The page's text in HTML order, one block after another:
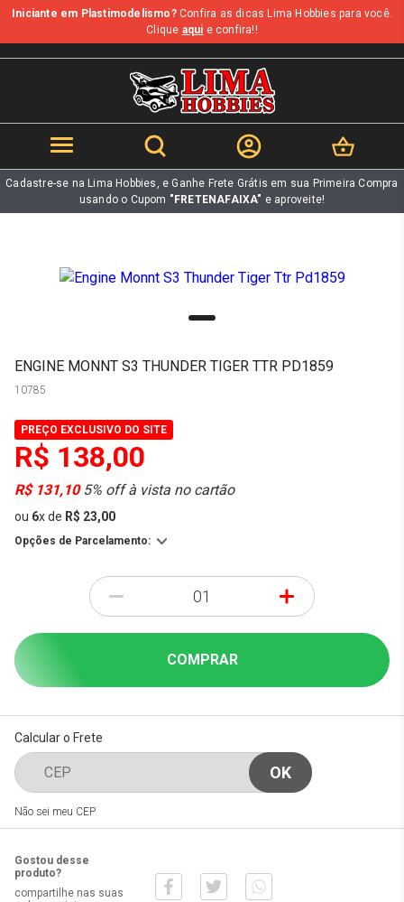
b
Iniciante em Plastimodelismo?Confira as dicas Lima Hobbies para você.
Clique aqui e confira!!
Cadastre-se na Lima Hobbies, e Ganhe Frete Grátis em sua Primeira Compra
usando o Cupom "FRETENAFAIXA" e aproveite!
ENGINE MONNT S3 THUNDER TIGER TTR PD1859
10785
PREÇO EXCLUSIVO DO SITE
R$ 138,00
R$ 131,105% off à vista no cartão
ou 6xde R$ 23,00
Opções de Parcelamento:
- +
COMPRAR
Calcular o Frete
Não sei meu CEP
Gostou desse
produto?
compartilhe nas suas